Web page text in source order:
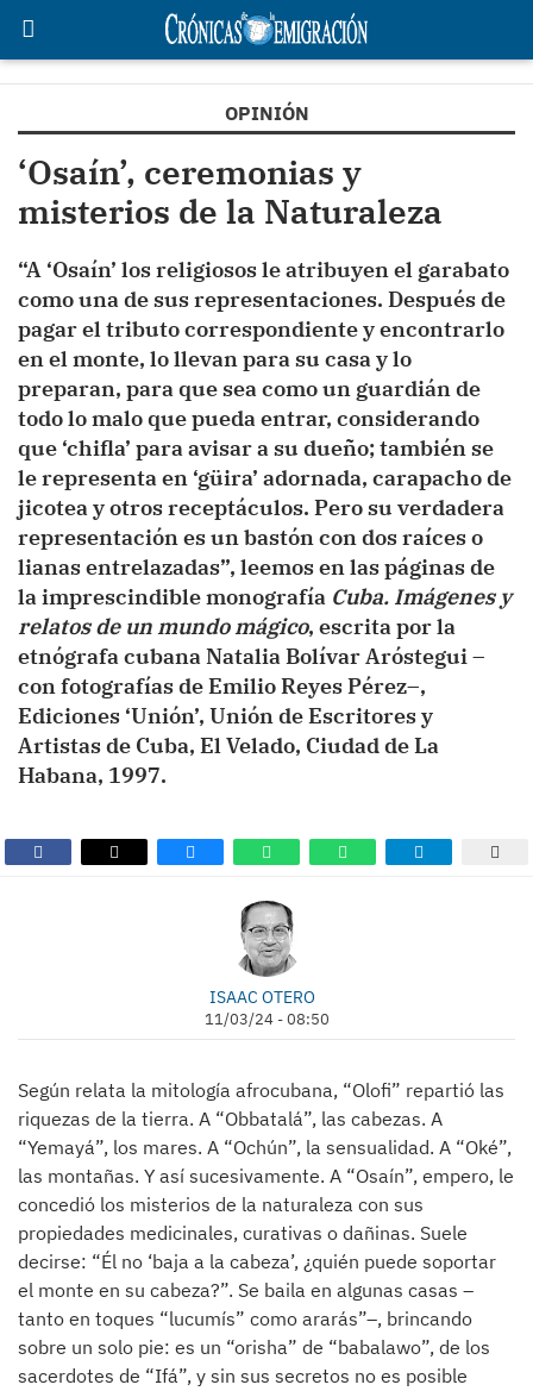
OPINIÓN
‘Osaín’, ceremonias y
misterios de la Naturaleza
“A ‘Osaín’ los religiosos le atribuyen el garabato
como una de sus representaciones. Después de
pagar el tributo correspondiente y encontrarlo
en el monte, lo llevan para su casa y lo
preparan, para que sea como un guardián de
todo lo malo que pueda entrar, considerando
que ‘chifla’ para avisar a su dueño; también se
le representa en ‘güira’ adornada, carapacho de
jicotea y otros receptáculos. Pero su verdadera
representación es un bastón con dos raíces o
lianas entrelazadas”, leemos en las páginas de
la imprescindible monografía Cuba. Imágenes y
relatos de un mundo mágico, escrita por la
etnógrafa cubana Natalia Bolívar Aróstegui –
con fotografías de Emilio Reyes Pérez–,
Ediciones ‘Unión’, Unión de Escritores y
Artistas de Cuba, El Velado, Ciudad de La
Habana, 1997.
ISAAC OTERO
11/03/24 - 08:50
Según relata la mitología afrocubana, “Olofi” repartió las
riquezas de la tierra. A “Obbatalá”, las cabezas. A
“Yemayá”, los mares. A “Ochún”, la sensualidad. A “Oké”,
las montañas. Y así sucesivamente. A “Osaín”, empero, le
concedió los misterios de la naturaleza con sus
propiedades medicinales, curativas o dañinas. Suele
decirse: “Él no ‘baja a la cabeza’, ¿quién puede soportar
el monte en su cabeza?”. Se baila en algunas casas –
tanto en toques “lucumís” como ararás”–, brincando
sobre un solo pie: es un “orisha” de “babalawo”, de los
sacerdotes de “Ifá”, y sin sus secretos no es posible